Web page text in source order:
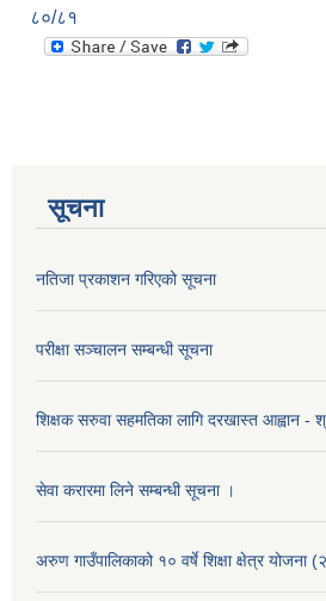
८०/८१
सूचना
नतिजा प्रकाशन गरिएको सूचना
परीक्षा सञ्चालन सम्बन्धी सूचना
शिक्षक सरुवा सहमतिका लागि दरखास्त आह्वान -
सेवा करारमा लिने सम्बन्धी सूचना ।
अरुण गाउँपालिकाको १० वर्षे शिक्षा क्षेत्र